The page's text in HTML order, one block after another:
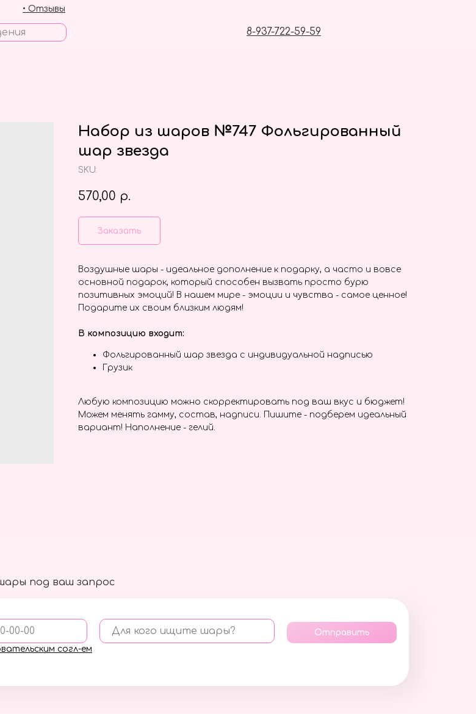
8-937-722-59-59
• Отзывы
Набор из шаров №747 Фольгированный
шар звезда
SKU:
570,00 р.
Заказать
Воздушные шары - идеальное дополнение к подарку, а часто и вовсе
основной подарок, который способен вызвать просто бурю
позитивных эмоций! В нашем мире - эмоции и чувства - самое ценное!
Подарите их своим близким людям!
В композицию входит:
Фольгированный шар звезда с индивидуальной надписью
Грузик
Любую композицию можно скорректировать под ваш вкус и бюджет!
Можем менять гамму, состав, надписи. Пишите - подберем идеальный
вариант! Наполнение - гелий.
под ваш запрос
Для кого ищите шары?
согл-ем
Отправить